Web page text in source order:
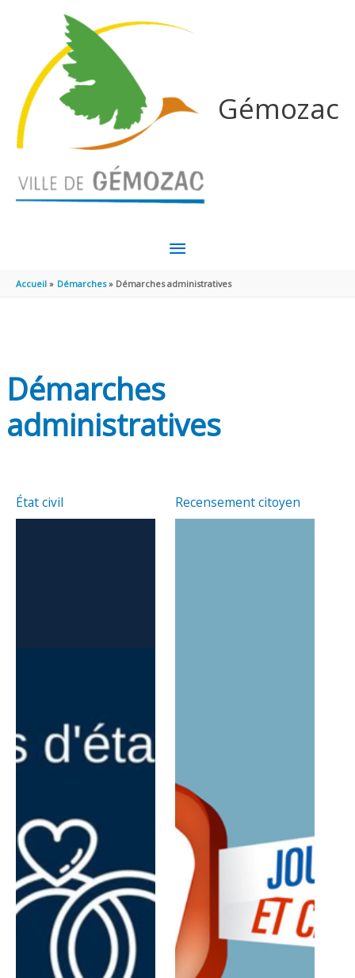
Gémozac
MENU
PRINCIPAL
Accueil Démarches Démarches administratives
Démarches
administratives
État civil Recensement citoyen